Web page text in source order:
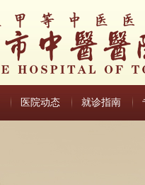
医院动态 就诊指南